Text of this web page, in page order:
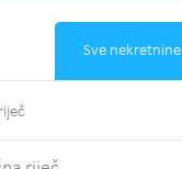
Sve nekretnine